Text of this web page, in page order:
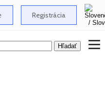
Registrácia